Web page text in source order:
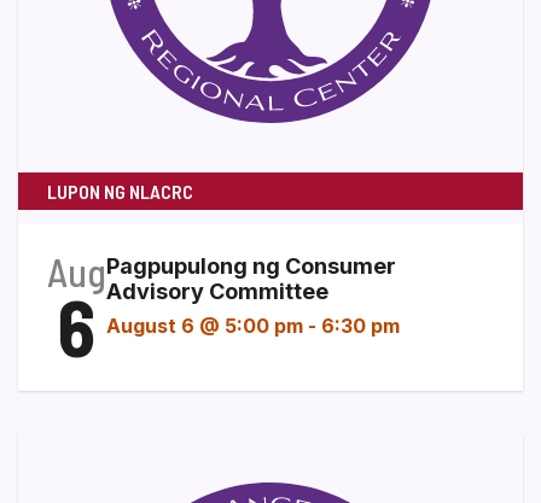
LUPON NG NLACRC
Aug
6
Pagpupulong ng Consumer
Advisory Committee
August 6 @ 5:00 pm - 6:30 pm